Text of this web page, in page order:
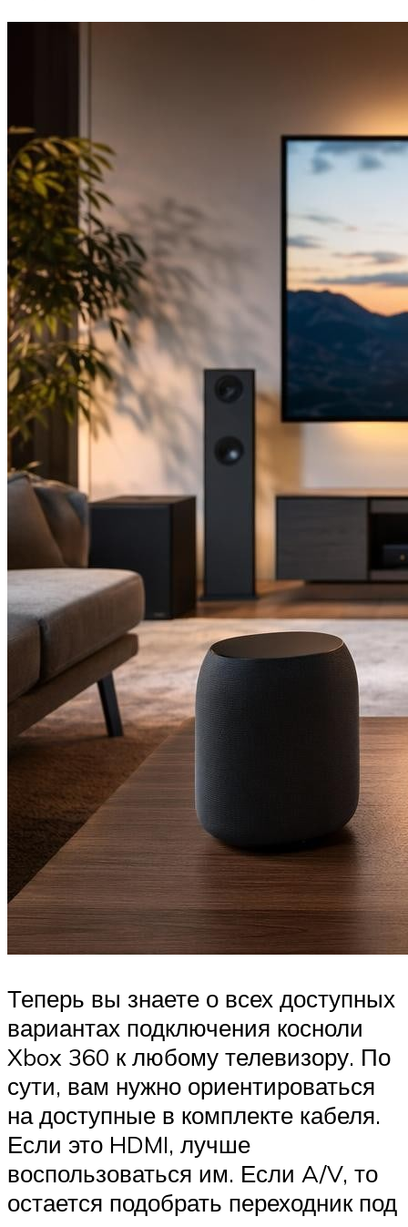
Теперь вы знаете о всех доступных
вариантах подключения косноли
Xbox 360 к любому телевизору. По
сути, вам нужно ориентироваться
на доступные в комплекте кабеля.
Если это HDMI, лучше
воспользоваться им. Если A/V, то
остается подобрать переходник под